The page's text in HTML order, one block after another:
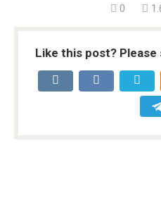
0
Like this post?